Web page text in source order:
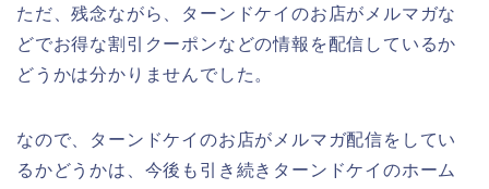
ただ、残念ながら、ターンドケイのお店がメルマガな
どでお得な割引クーポンなどの情報を配信しているか
どうかは分かりませんでした。
なので、ターンドケイのお店がメルマガ配信をしてい
るかどうかは、今後も引き続きターンドケイのホーム